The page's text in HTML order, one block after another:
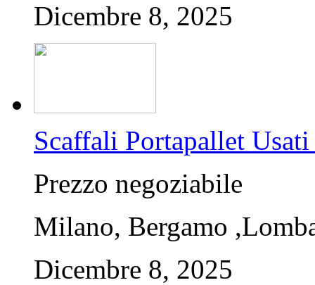
Dicembre 8, 2025
Scaffali Portapallet
Prezzo negoziabile
Milano, Bergamo
Dicembre 8, 2025